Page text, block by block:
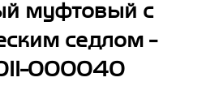
муфтовый с
седлом -
000040